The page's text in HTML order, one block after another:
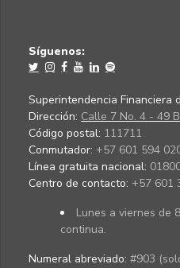
Síguenos:
Superintendencia Financiera
Dirección: Calle 7 No. 4 - 49
Código postal: 111711
Conmutador: +57 601 594
Línea gratuita nacional:
Centro de contacto: +57 601
Lunes a viernes de
continua.
Numeral abreviado: #903